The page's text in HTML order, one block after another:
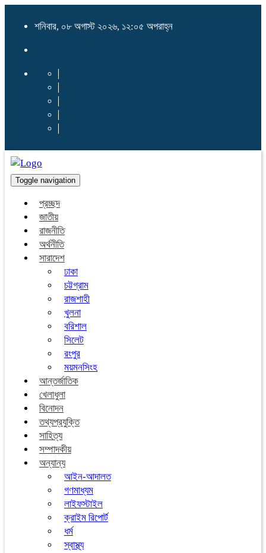
শনিবার, ০৮ অগাস্ট ২০২৬, ১২:০৫ অপরাহ্ন
Toggle navigation
প্রচ্ছদ
জাতীয়
রাজনীতি
অর্থনীতি
সারাদেশ
ঢাকা
চট্টগ্রাম
রাজশাহী
খুলনা
বরিশাল
সিলেট
রংপুর
ময়মনসিংহ
আন্তর্জাতিক
খেলাধুলা
বিনোদন
তথ্যপ্রযুক্তি
সাহিত্য
সম্পাদকীয়
অন্যান্য
আইন-আদালত
গণমাধ্যম
লাইফস্টাইল
ক্রাইম রিপোর্ট
ধর্ম
স্বাস্থ্য